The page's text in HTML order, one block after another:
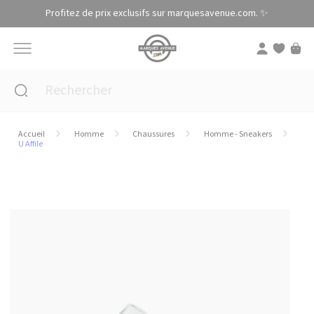
Profitez de prix exclusifs sur marquesavenue.com. ✨
Accueil Homme Chaussures
Homme - Sneakers
U Affile
Panneau de gestion des cookies